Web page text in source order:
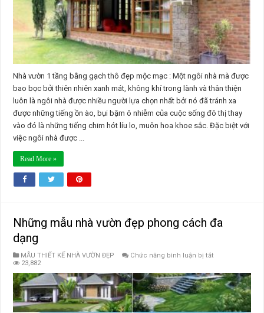
Nhà vườn 1 tầng bằng gạch thô đẹp mộc mạc : Một ngôi nhà mà được
bao bọc bởi thiên nhiên xanh mát, không khí trong lành và thân thiện
luôn là ngôi nhà được nhiều người lựa chọn nhất bởi nó đã tránh xa
được những tiếng ồn ào, bụi bặm ô nhiễm của cuộc sống đô thị thay
vào đó là những tiếng chim hót líu lo, muôn hoa khoe sắc. Đặc biệt với
việc ngôi nhà được ...
Read More »
Những mẫu nhà vườn đẹp phong cách đa
dạng
MẪU THIẾT KẾ NHÀ VƯỜN ĐẸP Chức năng bình luận bị tắt
nhà
vườn
đẹp
phong
cách
23,882